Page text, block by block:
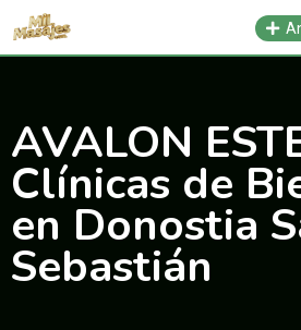
Saltar
AVALON
Clínicas de
en Donostia
Sebastián